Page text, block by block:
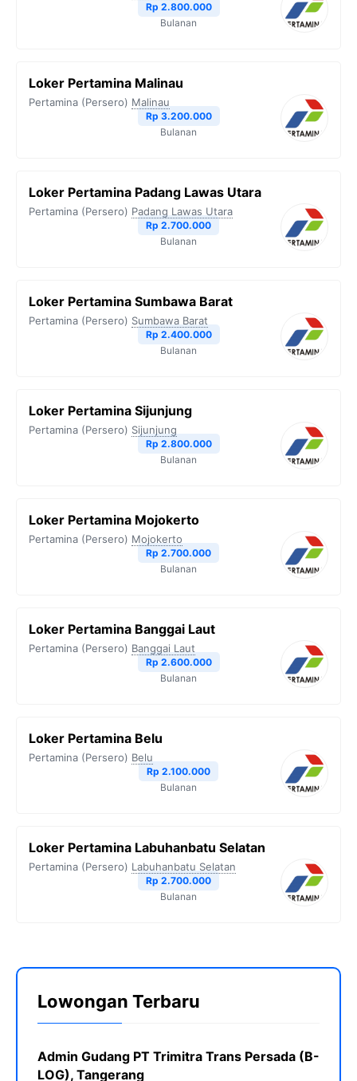
Rp 2.800.000
Bulanan
Loker Pertamina Malinau
Pertamina (Persero) Malinau
Rp 3.200.000
Bulanan
Loker Pertamina Padang Lawas Utara
Pertamina (Persero) Padang Lawas Utara
Rp 2.700.000
Bulanan
Loker Pertamina Sumbawa Barat
Pertamina (Persero) Sumbawa Barat
Rp 2.400.000
Bulanan
Loker Pertamina Sijunjung
Pertamina (Persero) Sijunjung
Rp 2.800.000
Bulanan
Loker Pertamina Mojokerto
Pertamina (Persero) Mojokerto
Rp 2.700.000
Bulanan
Loker Pertamina Banggai Laut
Pertamina (Persero) Banggai Laut
Rp 2.600.000
Bulanan
Loker Pertamina Belu
Pertamina (Persero) Belu
Rp 2.100.000
Bulanan
Loker Pertamina Labuhanbatu Selatan
Pertamina (Persero) Labuhanbatu Selatan
Rp 2.700.000
Bulanan
Lowongan Terbaru
Admin Gudang PT Trimitra Trans Persada (B-
LOG), Tangerang